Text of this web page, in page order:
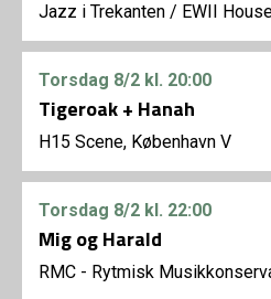
Jazz i Trekanten / EWII
Torsdag 8/2 kl. 20:00
Tigeroak + Hanah
H15 Scene, København V
Torsdag 8/2 kl. 22:00
Mig og Harald
RMC - Rytmisk